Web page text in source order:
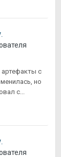
артефакты с
но
с...